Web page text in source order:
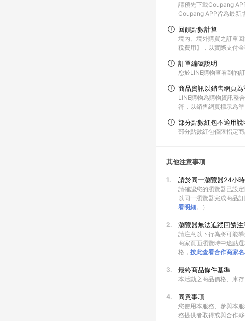
請預先下載Coupang
Coupang APP皆為最新
回饋點數計算
境內、境外購買之訂單
稅費用】，以實際支付金
訂單編號說明
您於LINE購物查看到的
商品資訊以銷售網頁為
LINE購物為購物資訊整
符，以銷售網頁標示為準
部分點數紅包不適用說
部分點數紅包僅限指定
其他注意事項
1. 請於同一瀏覽器24小
請確認您的瀏覽器已設
以同一瀏覽器完成商品
看明細。）
2. 瀏覽器無法追蹤回饋
請注意以下行為將可能
商家頁面瀏覽時中途點
格， 按此查看合作商家
3. 最終商品條件基準
本活動之商品價格、庫
4. 同意事項
您使用本服務、參與本
務提供者取得或與合作